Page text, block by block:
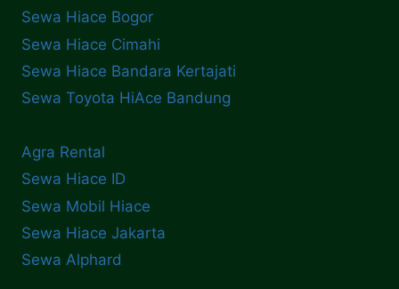
Sewa Hiace Bogor
Sewa Hiace Cimahi
Sewa Hiace Bandara Kertajati
Sewa Toyota HiAce Bandung
Agra Rental
Sewa Hiace ID
Sewa Mobil Hiace
Sewa Hiace Jakarta
Sewa Alphard